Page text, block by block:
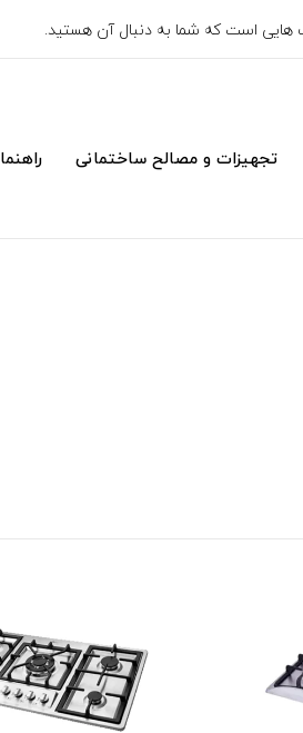
هایی است که شما به دنبال آن هستید.
تجهیزات و مصالح ساختمانی راهنما